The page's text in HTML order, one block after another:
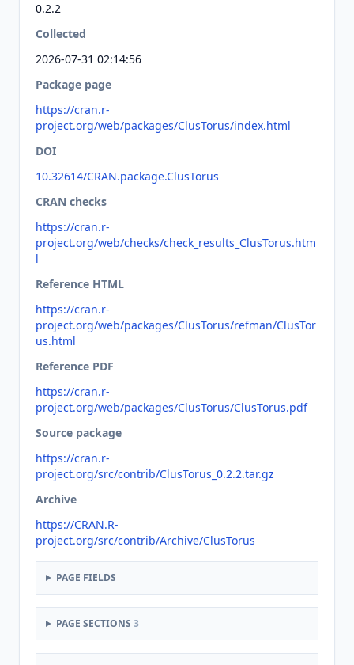
0.2.2
Collected
2026-07-31 02:14:56
Package page
https://cran.r-
project.org/web/packages/ClusTorus/index.html
DOI
10.32614/CRAN.package.ClusTorus
CRAN checks
https://cran.r-
project.org/web/checks/check_results_ClusTorus.htm
l
Reference HTML
https://cran.r-
project.org/web/packages/ClusTorus/refman/ClusTor
us.html
Reference PDF
https://cran.r-
project.org/web/packages/ClusTorus/ClusTorus.pdf
Source package
https://cran.r-
project.org/src/contrib/ClusTorus_0.2.2.tar.gz
Archive
https://CRAN.R-
project.org/src/contrib/Archive/ClusTorus
PAGE FIELDS
PAGE SECTIONS 3